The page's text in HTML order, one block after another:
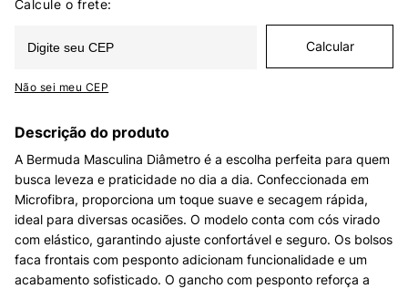
Não sei meu CEP
Descrição do produto
A Bermuda Masculina Diâmetro é a escolha perfeita para quem
busca leveza e praticidade no dia a dia. Confeccionada em
Microfibra, proporciona um toque suave e secagem rápida,
ideal para diversas ocasiões. O modelo conta com cós virado
com elástico, garantindo ajuste confortável e seguro. Os bolsos
faca frontais com pesponto adicionam funcionalidade e um
acabamento sofisticado. O gancho com pesponto reforça a